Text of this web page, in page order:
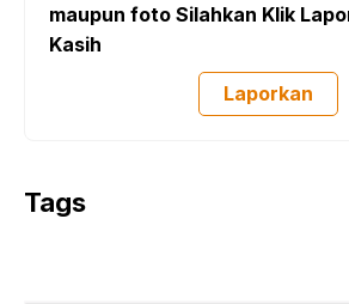
maupun foto Silahkan Klik
Kasih
Laporkan
Tags